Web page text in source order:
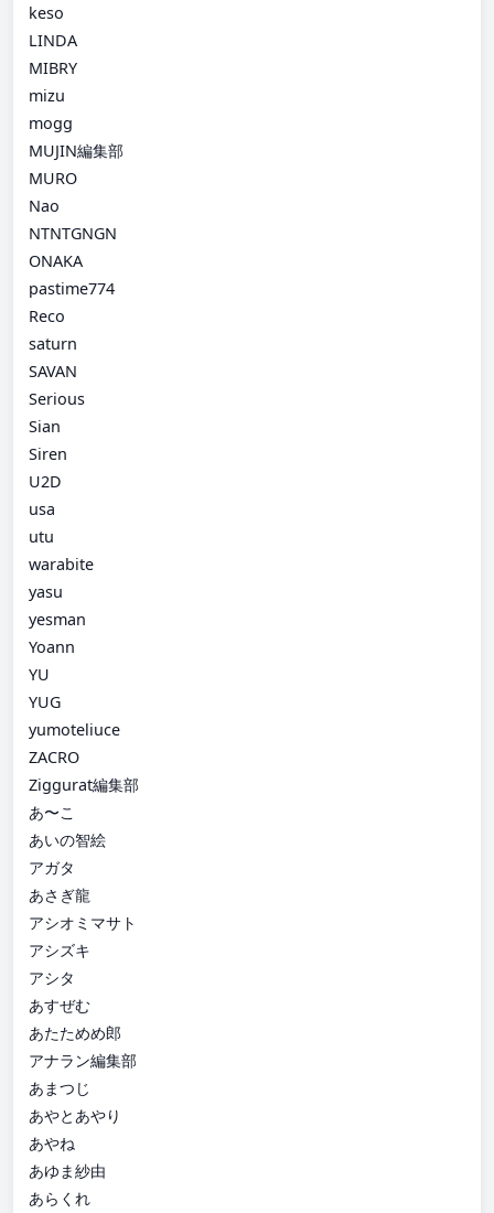
keso
LINDA
MIBRY
mizu
mogg
MUJIN編集部
MURO
Nao
NTNTGNGN
ONAKA
pastime774
Reco
saturn
SAVAN
Serious
Sian
Siren
U2D
usa
utu
warabite
yasu
yesman
Yoann
YU
YUG
yumoteliuce
ZACRO
Ziggurat編集部
あ〜こ
あいの智絵
アガタ
あさぎ龍
アシオミマサト
アシズキ
アシタ
あすぜむ
あたためめ郎
アナラン編集部
あまつじ
あやとあやり
あやね
あゆま紗由
あらくれ